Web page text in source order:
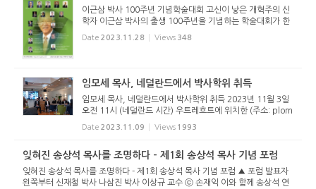
이근삼 박사 100주년 기념학술대회 고신이 낳은 개혁주의 신
학자 이근삼 박사의 출생 100주년을 기념하는 학술대회가 한
국개혁신학회 주최로 아래와 같이 열린다.
Date 2023.11.28 Views 348
임모세 목사, 네덜란드에서 박사학위 취득
임모세 목사, 네덜란드에서 박사학위 취득 2023년 11월 3일
오전 11시 (네덜란드 시간) 우트레흐트에 위치한 (주소: plom
petorengracht 3 Utrecht) 우트레흐트 신학교 (Theologis
che Universiteit Utrecht, 전 캄펀 신학교)의 맨 윗 층 어거
Date 2023.11.09 Views 1993
잊혀진 송상석 목사를 조명하다 - 제1회 송상석 목사 기념 포럼
잊혀진 송상석 목사를 조명하다 - 제1회 송상석 목사 기념 포럼 ▲ 포럼 발표자
왼쪽부터 신재철 박사 나삼진 박사 이상규 교수 ⓒ 손재익 이와 함께 송상석 연